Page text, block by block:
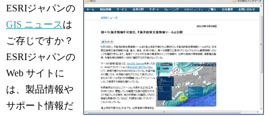
ESRIジャパンの
GIS ニュースは
ご存じですか？
ESRIジャパンの
Web サイトに
は、製品情報や
サポート情報だ